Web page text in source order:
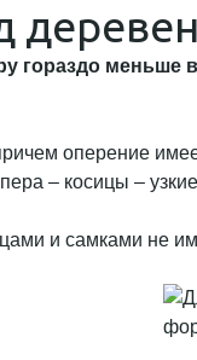
гораздо меньше
оперение
– косицы –
и самками не